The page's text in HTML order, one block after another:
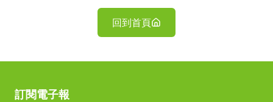
回到首頁
訂閱電子報